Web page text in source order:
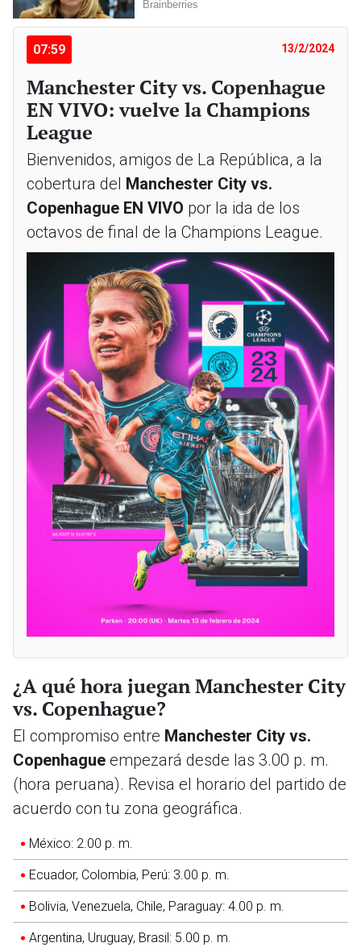
07:59 13/2/2024
Manchester City vs. Copenhague
EN VIVO: vuelve la Champions
League
Bienvenidos, amigos de La República, a la
cobertura del Manchester City vs.
Copenhague EN VIVO por la ida de los
octavos de final de la Champions League.
¿A qué hora juegan Manchester City
vs. Copenhague?
El compromiso entre Manchester City vs.
Copenhague empezará desde las 3.00 p. m.
(hora peruana). Revisa el horario del partido de
acuerdo con tu zona geográfica.
México: 2.00 p. m.
Ecuador, Colombia, Perú: 3.00 p. m.
Bolivia, Venezuela, Chile, Paraguay: 4.00 p. m.
Argentina, Uruguay, Brasil: 5.00 p. m.